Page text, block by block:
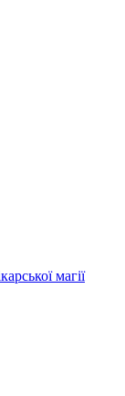
магії